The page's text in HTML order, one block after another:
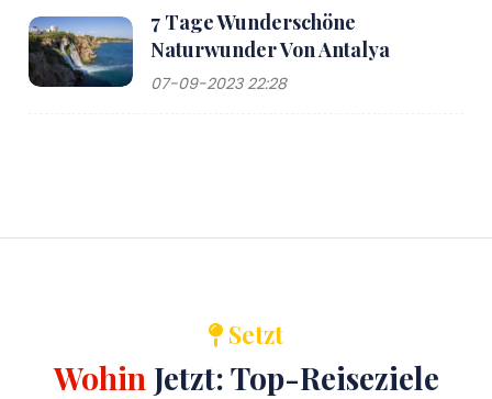
7 Tage Wunderschöne
Naturwunder Von Antalya
07-09-2023 22:28
Setzt
Wohin Jetzt: Top-Reiseziele